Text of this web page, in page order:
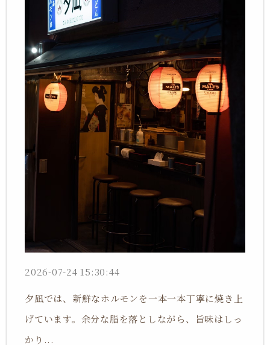
2026-07-24 15:30:44
夕凪では、新鮮なホルモンを一本一本丁寧に焼き上
げています。余分な脂を落としながら、旨味はしっ
かり...